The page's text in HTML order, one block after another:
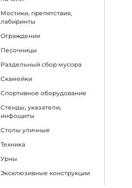
Мостики, препятствия,
лабиринты
Ограждения
Песочницы
Раздельный сбор мусора
Скамейки
Спортивное оборудование
Стенды, указатели,
инфощиты
Столы уличные
Техника
Урны
Эксклюзивные конструкции